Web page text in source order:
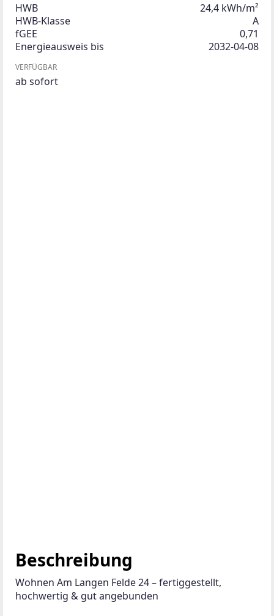
HWB
24,4 kWh/m²
HWB-Klasse
A
fGEE
0,71
Energieausweis bis
2032-04-08
VERFÜGBAR
ab sofort
Beschreibung
Wohnen Am Langen Felde 24 – fertiggestellt,
hochwertig & gut angebunden